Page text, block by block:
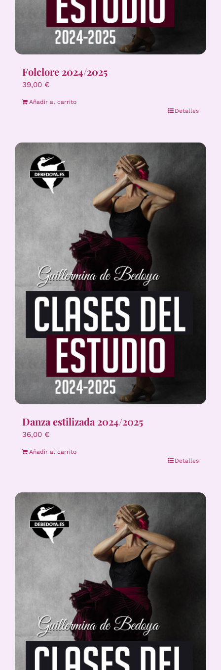
Folclore 2024/2025
39,00 €
Añadir al carrito
Detalles
Danza estilizada 2024/2025
36,00 €
Añadir al carrito
Detalles